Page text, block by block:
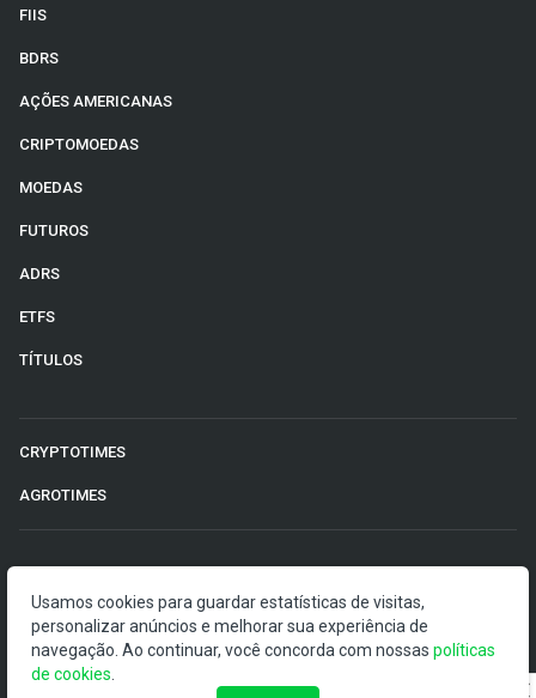
FIIS
BDRS
AÇÕES AMERICANAS
CRIPTOMOEDAS
MOEDAS
FUTUROS
ADRS
ETFS
TÍTULOS
CRYPTOTIMES
AGROTIMES
O Money Times publica matérias de cunho jornalístico, que
visam a democratização da informação. Nossas
publicações devem ser compreendidas como boletins
Usamos cookies para guardar estatísticas de visitas,
personalizar anúncios e melhorar sua experiência de
navegação. Ao continuar, você concorda com nossas políticas
de cookies